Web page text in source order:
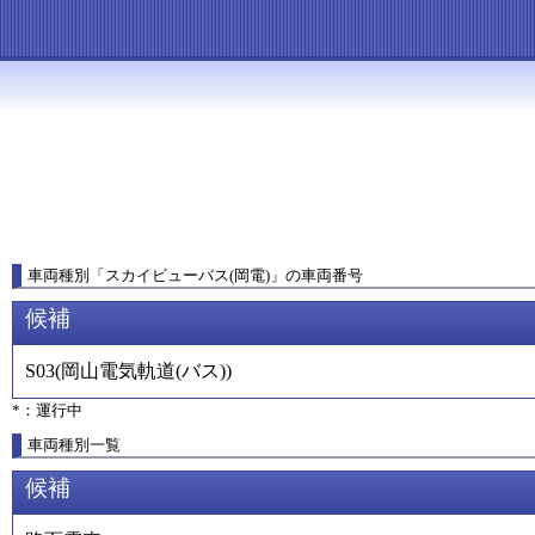
車両種別 「 スカイビューバス(岡電) 」 の車両番号
候補
S03(岡山電気軌道(バス))
*：運行中
車両種別一覧
候補